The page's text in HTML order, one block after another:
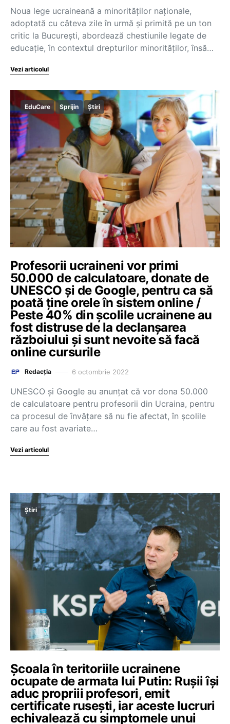
Noua lege ucraineană a minorităților naționale,
adoptată cu câteva zile în urmă și primită pe un ton
critic la București, abordează chestiunile legate de
educație, în contextul drepturilor minorităților, însă…
Vezi articolul
EduCare Sprijin Știri
Profesorii ucraineni vor primi
50.000 de calculatoare, donate de
UNESCO şi de Google, pentru ca să
poată ţine orele în sistem online /
Peste 40% din şcolile ucrainene au
fost distruse de la declanșarea
războiului și sunt nevoite să facă
online cursurile
Redacția 6 octombrie 2022
UNESCO și Google au anunțat că vor dona 50.000
de calculatoare pentru profesorii din Ucraina, pentru
ca procesul de învățare să nu fie afectat, în școlile
care au fost avariate…
Vezi articolul
Știri
Școala în teritoriile ucrainene
ocupate de armata lui Putin: Rușii își
aduc propriii profesori, emit
certificate rusești, iar aceste lucruri
echivalează cu simptomele unui